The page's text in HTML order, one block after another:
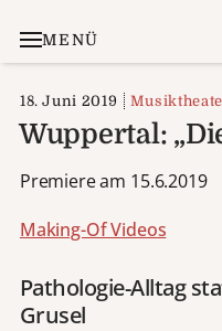
MENÜ
18. Juni 2019
Wuppertal:
Premiere am 15.6.2019
Making-Of Videos
Pathologie-Alltag
Grusel